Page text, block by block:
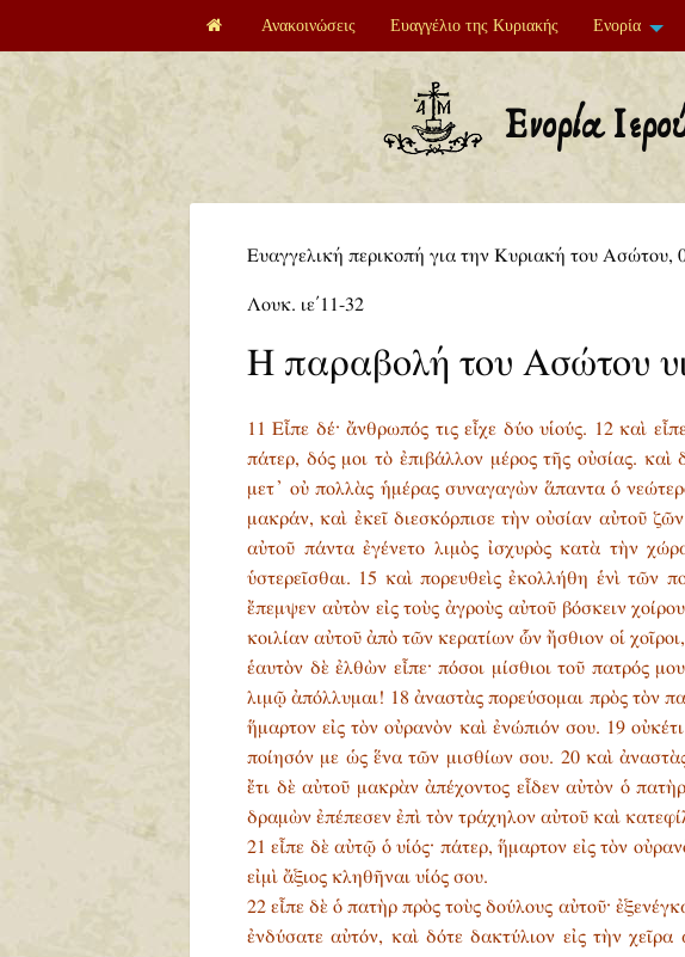
Ανακοινώσεις Ευαγγέλιο της Κυριακής Ενορία
Ενορία
Ευαγγελική περικοπή για την Κυριακή του Ασώτου,
Λουκ. ιε΄ 11-32
Η παραβολή του Ασώτου
11 Εἶπε δέ· ἄνθρωπός τις εἶχε δύο υἱούς. 12 καὶ
πάτερ, δός μοι τὸ ἐπιβάλλον μέρος τῆς οὐσίας. καὶ
μετ᾿ οὐ πολλὰς ἡμέρας συναγαγὼν ἅπαντα ὁ
μακράν, καὶ ἐκεῖ διεσκόρπισε τὴν οὐσίαν αὐτοῦ
αὐτοῦ πάντα ἐγένετο λιμὸς ἰσχυρὸς κατὰ τὴν
ὑστερεῖσθαι. 15 καὶ πορευθεὶς ἐκολλήθη ἑνὶ τῶν
ἔπεμψεν αὐτὸν εἰς τοὺς ἀγροὺς αὐτοῦ βόσκειν
κοιλίαν αὐτοῦ ἀπὸ τῶν κερατίων ὧν ἤσθιον οἱ
ἑαυτὸν δὲ ἐλθὼν εἶπε· πόσοι μίσθιοι τοῦ πατρός
λιμῷ ἀπόλλυμαι! 18 ἀναστὰς πορεύσομαι πρὸς τὸν
ἥμαρτον εἰς τὸν οὐρανὸν καὶ ἐνώπιόν σου. 19
ποίησόν με ὡς ἕνα τῶν μισθίων σου. 20 καὶ
ἔτι δὲ αὐτοῦ μακρὰν ἀπέχοντος εἶδεν αὐτὸν ὁ
δραμὼν ἐπέπεσεν ἐπὶ τὸν τράχηλον αὐτοῦ καὶ
21 εἶπε δὲ αὐτῷ ὁ υἱός· πάτερ, ἥμαρτον εἰς τὸν
εἰμὶ ἄξιος κληθῆναι υἱός σου.
22 εἶπε δὲ ὁ πατὴρ πρὸς τοὺς δούλους αὐτοῦ·
ἐνδύσατε αὐτόν, καὶ δότε δακτύλιον εἰς τὴν